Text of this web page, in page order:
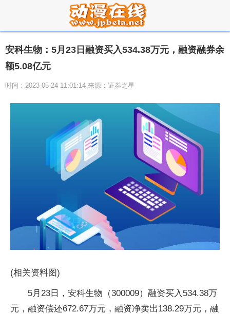
安科生物：5月23日融资买入534.38万元，融资融券余
额5.08亿元
时间：2023-05-24 11:01:14 来源：证券之星
(相关资料图)
5月23日，安科生物（300009）融资买入534.38万
元，融资偿还672.67万元，融资净卖出138.29万元，融